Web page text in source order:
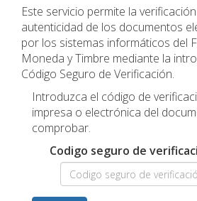
Este servicio permite la
autenticidad de los documentos
por los sistemas informáticos del
Moneda y Timbre mediante la
Código Seguro de Verificación.
Introduzca el código de
impresa o electrónica del
comprobar.
Codigo seguro de